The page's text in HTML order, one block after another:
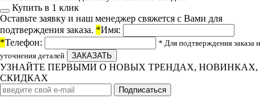
Купить в 1 клик
Оставьте заявку и наш менеджер свяжется с Вами для
подтверждения заказа. *Имя:
*Телефон:
* Для подтверждения заказа и
уточнения деталей
УЗНАЙТЕ ПЕРВЫМИ О НОВЫХ ТРЕНДАХ, НОВИНКАХ,
СКИДКАХ